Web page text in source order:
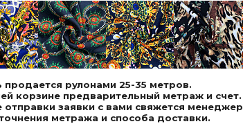
продается рулонами 25-35 метров.
корзине предварительный метраж и счет.
отправки заявки с вами свяжется менеджер
метража и способа доставки.